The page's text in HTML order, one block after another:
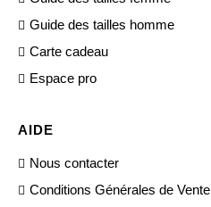
Guide des tailles homme
Carte cadeau
Espace pro
AIDE
Nous contacter
Conditions Générales de Vente